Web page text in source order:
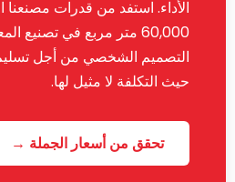
الأداء. استفد من قدرات مصنعنا
60,000 متر مربع في تصنيع
التصميم الشخصي من أجل تسليم
حيث التكلفة لا مثيل لها.
تحقق من أسعار الجملة →